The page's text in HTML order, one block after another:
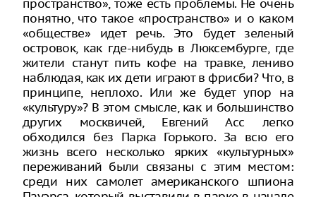
пространство», тоже есть проблемы. Не очень
понятно, что такое «пространство» и о каком
«обществе» идет речь. Это будет зеленый
островок, как где-нибудь в Люксембурге, где
жители станут пить кофе на травке, лениво
наблюдая, как их дети играют в фрисби? Что, в
принципе, неплохо. Или же будет упор на
«культуру»? В этом смысле, как и большинство
других москвичей, Евгений Асс легко
обходился без Парка Горького. За всю его
жизнь всего несколько ярких «культурных»
переживаний были связаны с этим местом:
среди них самолет американского шпиона